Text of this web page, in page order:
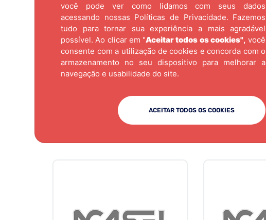
você pode ver como lidamos com seus dados
acessando nossas Políticas de Privacidade. Fazemos
tudo para tornar sua experiência a mais agradável
possível. Ao clicar em "Aceitar todos os cookies", você
consente com a utilização de cookies e concorda com o
armazenamento no seu dispositivo para melhorar a
navegação e usabilidade do site.
ACEITAR TODOS OS COOKIES